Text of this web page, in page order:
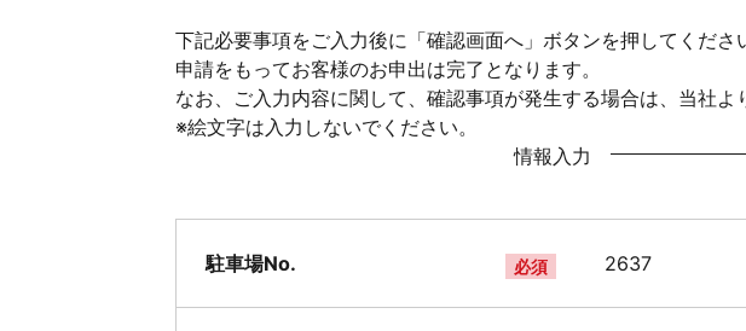
下記必要事項をご入力後に「確認画面へ」ボタンを押してくだ
申請をもってお客様のお申出は完了となります。
なお、ご入力内容に関して、確認事項が発生する場合は、当社
※絵文字は入力しないでください。
情報入力
駐車場No. 必須 2637